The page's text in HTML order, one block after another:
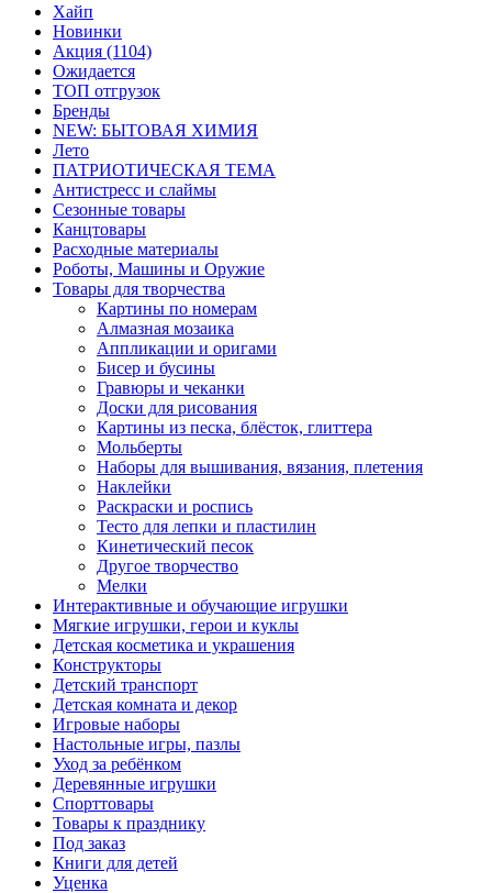
Хайп
Новинки
Акция (1104)
Ожидается
ТОП отгрузок
Бренды
NEW: БЫТОВАЯ ХИМИЯ
Лето
ПАТРИОТИЧЕСКАЯ ТЕМА
Антистресс и слаймы
Сезонные товары
Канцтовары
Расходные материалы
Роботы, Машины и Оружие
Товары для творчества
Картины по номерам
Алмазная мозаика
Аппликации и оригами
Бисер и бусины
Гравюры и чеканки
Доски для рисования
Картины из песка, блёсток, глиттера
Мольберты
Наборы для вышивания, вязания, плетения
Наклейки
Раскраски и роспись
Тесто для лепки и пластилин
Кинетический песок
Другое творчество
Мелки
Интерактивные и обучающие игрушки
Мягкие игрушки, герои и куклы
Детская косметика и украшения
Конструкторы
Детский транспорт
Детская комната и декор
Игровые наборы
Настольные игры, пазлы
Уход за ребёнком
Деревянные игрушки
Спорттовары
Товары к празднику
Под заказ
Книги для детей
Уценка